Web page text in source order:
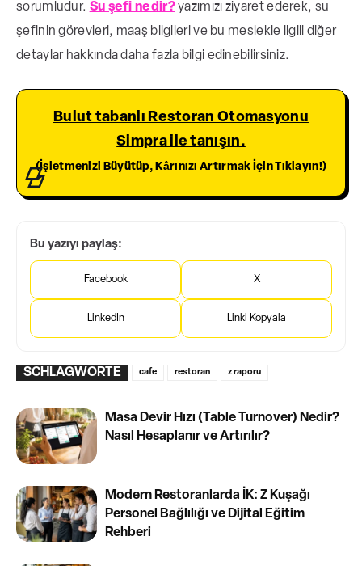
sorumludur. Su şefi nedir?yazımızı ziyaret ederek, su
şefinin görevleri, maaş bilgileri ve bu meslekle ilgili diğer
detaylar hakkında daha fazla bilgi edinebilirsiniz.
Bulut tabanlı Restoran Otomasyonu
Simpra ile tanışın.
(İşletmenizi Büyütüp, Kârınızı Artırmak İçin Tıklayın!)
Bu yazıyı paylaş:
Facebook X
LinkedIn Linki Kopyala
SCHLAGWORTE cafe restoran z raporu
Masa Devir Hızı (Table Turnover) Nedir?
Nasıl Hesaplanır ve Artırılır?
Modern Restoranlarda İK: Z Kuşağı
Personel Bağlılığı ve Dijital Eğitim
Rehberi